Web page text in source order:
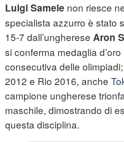
Luigi Samele non riesce
specialista azzurro è stato
15-7 dall’ungherese Aron
si conferma medaglia
consecutiva delle
2012 e Rio 2016, anche
campione ungherese
maschile, dimostrando di
questa disciplina.